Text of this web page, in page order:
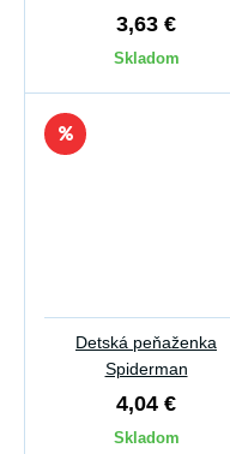
3,63 €
Skladom
Detská peňaženka
Spiderman
4,04 €
Skladom